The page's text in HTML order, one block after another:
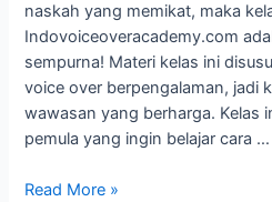
naskah yang memikat, maka
Indovoiceoveracademy.com
sempurna! Materi kelas ini
voice over berpengalaman, jadi
wawasan yang berharga. Kelas
pemula yang ingin belajar cara …
Read More »